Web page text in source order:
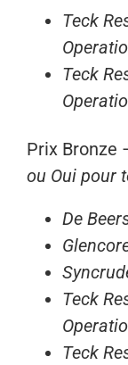
Teck
Teck
Prix Bronze
ou Oui pour
De
Teck
Teck